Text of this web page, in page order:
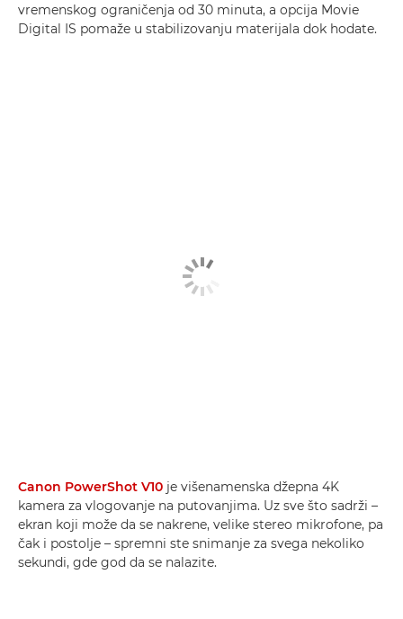
vremenskog ograničenja od 30 minuta, a opcija Movie
Digital IS pomaže u stabilizovanju materijala dok hodate.
Canon PowerShot V10 je višenamenska džepna 4K
kamera za vlogovanje na putovanjima. Uz sve što sadrži –
ekran koji može da se nakrene, velike stereo mikrofone, pa
čak i postolje – spremni ste snimanje za svega nekoliko
sekundi, gde god da se nalazite.